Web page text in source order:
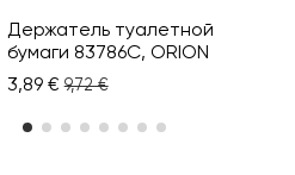
Держатель туалетной
бумаги 83786С, ORION
3,89 € 9,72 €